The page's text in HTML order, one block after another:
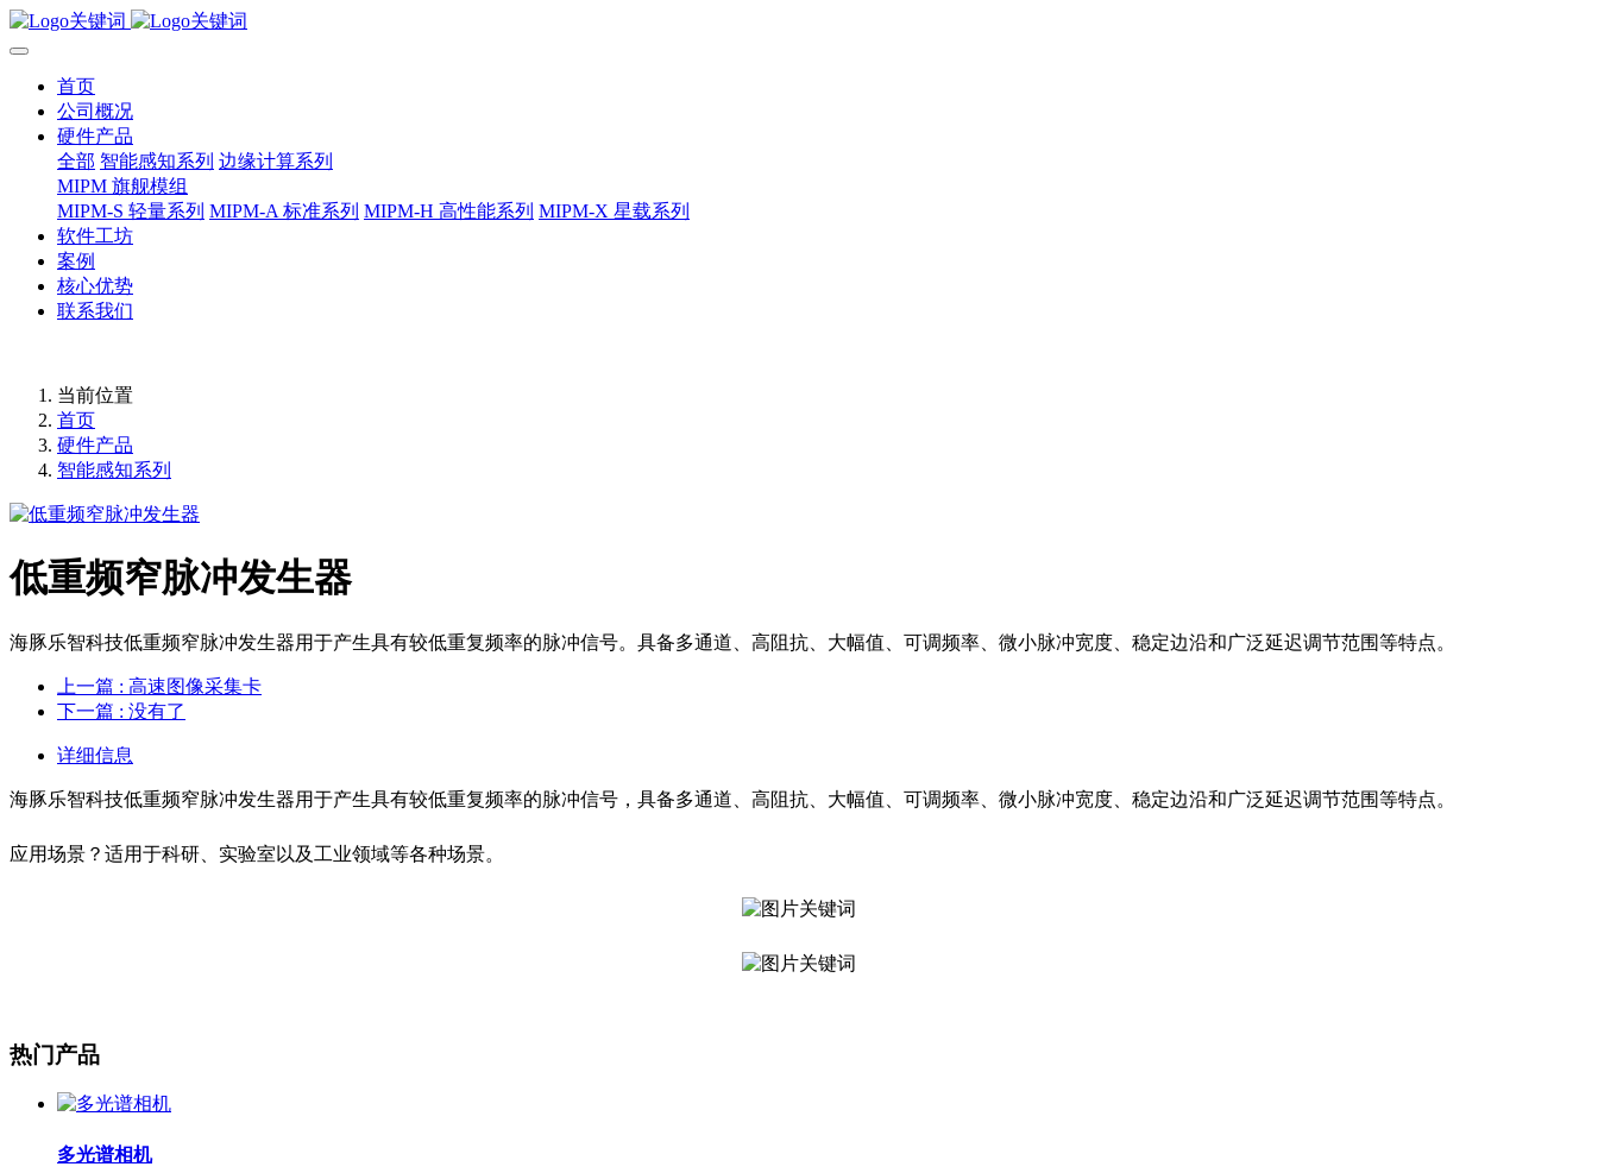
首页
公司概况
硬件产品
全部 智能感知系列 边缘计算系列
MIPM 旗舰模组
MIPM-S 轻量系列 MIPM-A 标准系列 MIPM-H 高性能系列 MIPM-X 星载系列
软件工坊
案例
核心优势
联系我们
当前位置
首页
硬件产品
智能感知系列
低重频窄脉冲发生器
海豚乐智科技低重频窄脉冲发生器用于产生具有较低重复频率的脉冲信号。具备多通道、高阻抗、大幅值、可调频率、微小脉冲宽度、稳定边沿和广泛延迟调节范围等特点。
上一篇 : 高速图像采集卡
下一篇 : 没有了
详细信息
海豚乐智科技低重频窄脉冲发生器用于产生具有较低重复频率的脉冲信号，具备多通道、高阻抗、大幅值、可调频率、微小脉冲宽度、稳定边沿和广泛延迟调节范围等特点。
应用场景？适用于科研、实验室以及工业领域等各种场景。
热门产品
多光谱相机